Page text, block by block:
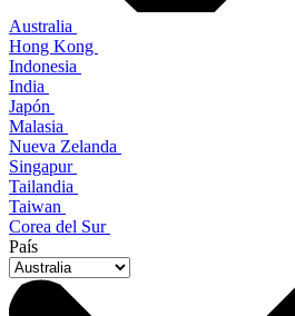
Australia
Hong Kong
Indonesia
India
Japón
Malasia
Nueva Zelanda
Singapur
Tailandia
Taiwan
Corea del Sur
País